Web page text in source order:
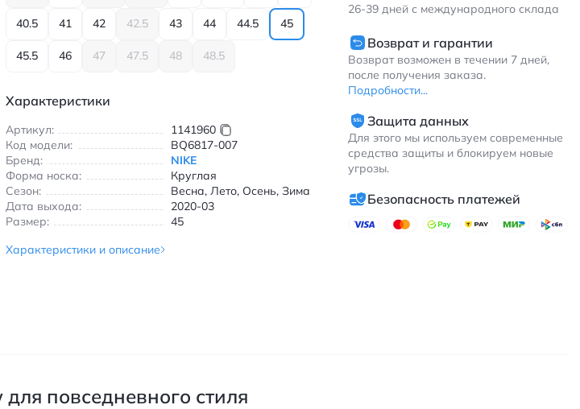
40.5 41 42 42.5 43 44 44.5 45
45.5 46 47 47.5 48 48.5
Характеристики
Артикул:
1141960
Код модели:
BQ6817-007
Бренд:
NIKE
Форма носка:
Круглая
Сезон:
Весна, Лето, Осень, Зима
Дата выхода:
2020-03
Размер:
45
Характеристики и описание
26-39 дней с международного склада
Возврат и гарантии
Возврат возможен в течении 7 дней,
после получения заказа.
Подробности...
Защита данных
Для этого мы используем современные
средства защиты и блокируем новые
угрозы.
Безопасность платежей
повседневного стиля